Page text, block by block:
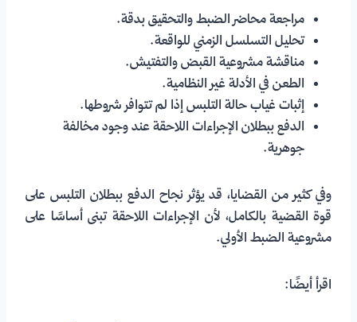
مراجعة محاضر الضبط والتحقيق بدقة.
تحليل التسلسل الزمني للواقعة.
مناقشة مشروعية القبض والتفتيش.
الطعن في الأدلة غير النظامية.
إثبات غياب حالة التلبس إذا لم تتوافر شروطها.
الدفع ببطلان الإجراءات اللاحقة عند وجود مخالفة
جوهرية.
وفي كثير من القضايا، قد يؤثر نجاح الدفع ببطلان التلبس على
قوة القضية بالكامل، لأن الإجراءات اللاحقة تبنى أساسًا على
مشروعية الضبط الأولي.
اقرأ أيضًا: